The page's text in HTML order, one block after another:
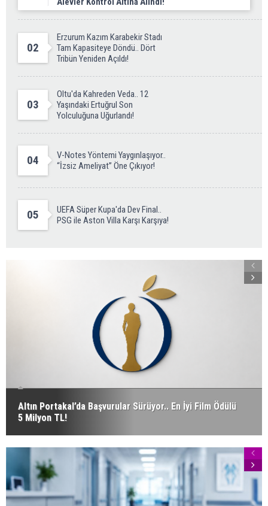
02
Erzurum Kazım Karabekir Stadı
Tam Kapasiteye Döndü.. Dört
Tribün Yeniden Açıldı!
03
Oltu'da Kahreden Veda.. 12
Yaşındaki Ertuğrul Son
Yolculuğuna Uğurlandı!
04
V-Notes Yöntemi Yaygınlaşıyor..
“İzsiz Ameliyat” Öne Çıkıyor!
05
UEFA Süper Kupa'da Dev Final..
PSG ile Aston Villa Karşı Karşıya!
Altın Portakal’da Başvurular Sürüyor.. En İyi Film Ödülü
5 Milyon TL!